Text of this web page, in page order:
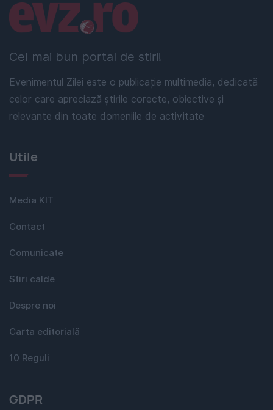
Cel mai bun portal de stiri!
Evenimentul Zilei este o publicație multimedia, dedicată
celor care apreciază știrile corecte, obiective și
relevante din toate domeniile de activitate
Linkuri utile
Utile
Media KIT
Contact
Comunicate
Stiri calde
Despre noi
Carta editorială
10 Reguli
GDPR